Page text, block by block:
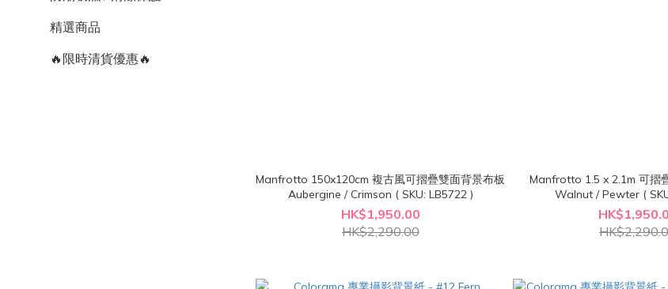
精選商品
🔥限時清貨優惠🔥
Manfrotto 150x120cm 複古風可摺疊雙面背景布板
Aubergine / Crimson ( SKU: LB5722 )
HK$1,950.00
HK$2,290.00
Manfrotto 1.5 x 2.1m 可摺
Walnut / Pewter (